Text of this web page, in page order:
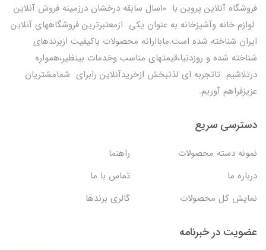
فروشگاه آنلاین پروین با 10سال سابقه درخشان درزمینه فروش آنلاین
لوازم خانه وآشپزخانه به عنوان یکی ازمعتبرترین فروشگاههای آنلاین
ایران شناخته شده است.ماباارائه محصولات باکیفیت ازبرندهای
شناخته شده و روزدنیا،قیمتهای مناسب وخدمات بینظیر،همواره
درتلاشیم تاتجربه ای لذتبخش ازخریدآنلاین رابرای شمامشتریان
عزیزفراهم آوریم.
دسترسی سریع
نمونه دسته محصولات
راهنما
درباره ما
تماس با ما
نمایش کل محصولات
گالری برندها
عضویت در خبرنامه